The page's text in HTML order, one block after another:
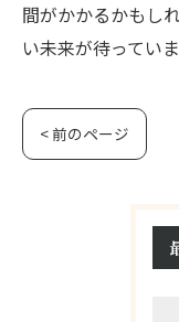
間がかかるかもし
い未来が待っていま
< 前のページ